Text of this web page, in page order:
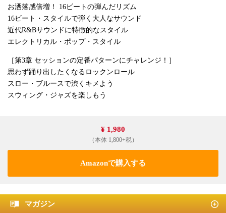
お洒落感倍増！ 16ビートの弾んだリズム
16ビート・スタイルで弾く大人なサウンド
近代R&Bサウンドに特徴的なスタイル
エレクトリカル・ポップ・スタイル
［第3章 セッションの定番パターンにチャレンジ！］
思わず踊り出したくなるロックンロール
スロー・ブルースで渋くキメよう
スウィング・ジャズを楽しもう
¥ 1,980
（本体 1,800+税）
Amazonで購入する
マガジン